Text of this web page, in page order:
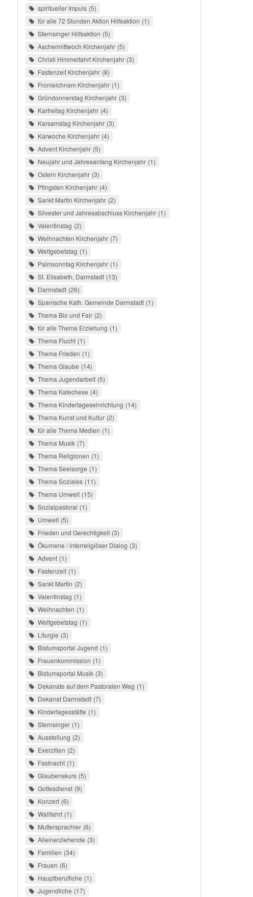
spiritueller Impuls 5
für alle 72 Stunden Aktion Hilfsaktion 1
Sternsinger Hilfsaktion 5
Aschermittwoch Kirchenjahr 5
Christi Himmelfahrt Kirchenjahr 3
Fastenzeit Kirchenjahr 8
Fronleichnam Kirchenjahr 1
Gründonnerstag Kirchenjahr 3
Karfreitag Kirchenjahr 4
Karsamstag Kirchenjahr 3
Karwoche Kirchenjahr 4
Advent Kirchenjahr 5
Neujahr und Jahresanfang Kirchenjahr 1
Ostern Kirchenjahr 3
Pfingsten Kirchenjahr 4
Sankt Martin Kirchenjahr 2
Silvester und Jahresabschluss Kirchenjahr 1
Valentinstag 2
Weihnachten Kirchenjahr 7
Weltgebetstag 1
Palmsonntag Kirchenjahr 1
St. Elisabeth, Darmstadt 13
Darmstadt 26
Spanische Kath. Gemeinde Darmstadt 1
Thema Bio und Fair 2
für alle Thema Erziehung 1
Thema Flucht 1
Thema Frieden 1
Thema Glaube 14
Thema Jugendarbeit 5
Thema Katechese 4
Thema Kindertageseinrichtung 14
Thema Kunst und Kultur 2
für alle Thema Medien 1
Thema Musik 7
Thema Religionen 1
Thema Seelsorge 1
Thema Soziales 11
Thema Umwelt 15
Sozialpastoral 1
Umwelt 5
Frieden und Gerechtigkeit 3
Ökumene / interreligiöser Dialog 3
Advent 1
Fastenzeit 1
Sankt Martin 2
Valentinstag 1
Weihnachten 1
Weltgebetstag 1
Liturgie 3
Bistumsportal Jugend 1
Frauenkommission 1
Bistumsportal Musik 3
Dekanate auf dem Pastoralen Weg 1
Dekanat Darmstadt 7
Kindertagesstätte 1
Sternsinger 1
Ausstellung 2
Exerzitien 2
Fastnacht 1
Glaubenskurs 5
Gottesdienst 9
Konzert 6
Wallfahrt 1
Muttersprachler 6
Alleinerziehende 3
Familien 34
Frauen 6
Hauptberufliche 1
Jugendliche 17